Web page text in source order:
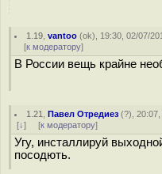
1.19 ,vantoo (ok), 19:30, 02/07/
[к модератору]
В России вещь крайне
1.21 ,Павел Отредиез (?),
[↓] [к модератору]
Угу, инсталлируй
посодють.